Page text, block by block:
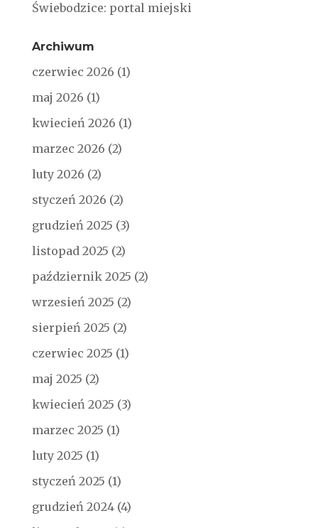
Świebodzice: portal miejski
Archiwum
czerwiec 2026 (1)
maj 2026 (1)
kwiecień 2026 (1)
marzec 2026 (2)
luty 2026 (2)
styczeń 2026 (2)
grudzień 2025 (3)
listopad 2025 (2)
październik 2025 (2)
wrzesień 2025 (2)
sierpień 2025 (2)
czerwiec 2025 (1)
maj 2025 (2)
kwiecień 2025 (3)
marzec 2025 (1)
luty 2025 (1)
styczeń 2025 (1)
grudzień 2024(4)